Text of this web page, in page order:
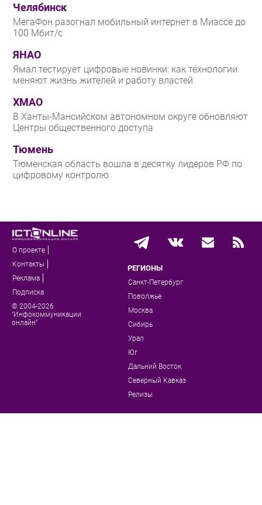
Челябинск
МегаФон разогнал мобильный интернет в Миассе до
100 Мбит/с
ЯНАО
Ямал тестирует цифровые новинки: как технологии
меняют жизнь жителей и работу властей
ХМАО
В Ханты-Мансийском автономном округе обновляют
Центры общественного доступа
Тюмень
Тюменская область вошла в десятку лидеров РФ по
цифровому контролю
О проекте
Контакты
Реклама
Подписка
© 2004-2026
"Инфокоммуникации
онлайн"
РЕГИОНЫ
Санкт-Петербург
Поволжье
Москва
Сибирь
Урал
Юг
Дальний Восток
Северный Кавказ
Релизы